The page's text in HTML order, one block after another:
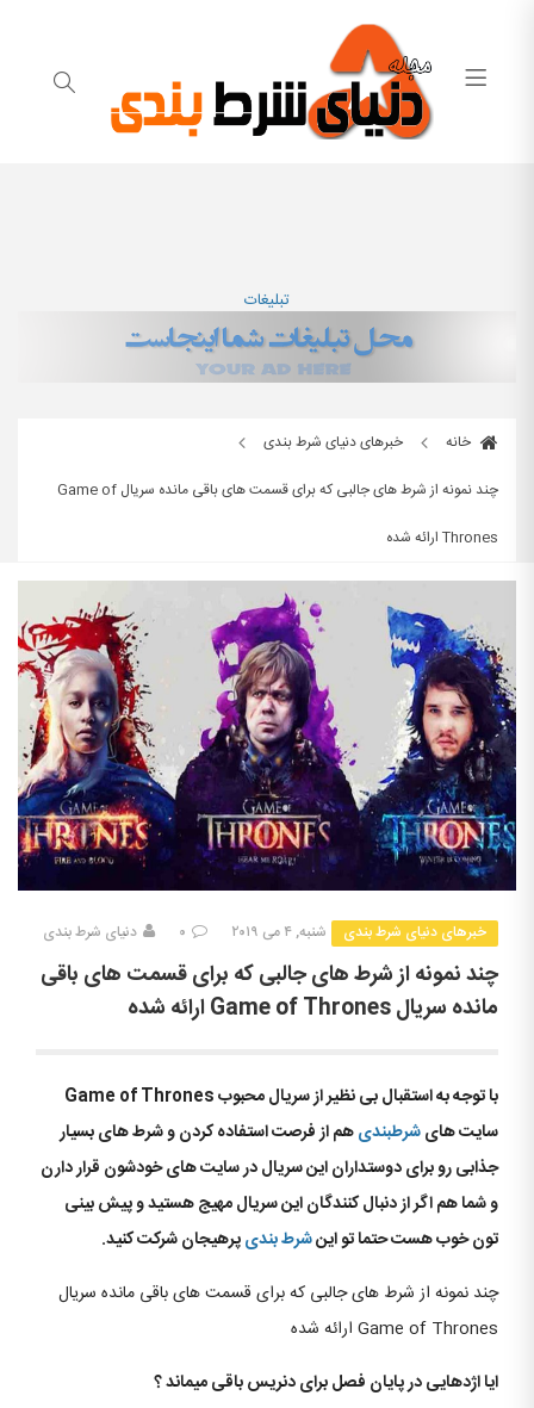
تبلیغات
خانه
خبرهای دنیای شرط بندی
چند نمونه از شرط های جالبی که برای قسمت های باقی مانده سریال Game of
Thrones ارائه شده
خبرهای دنیای شرط بندی شنبه, ۴ می ۲۰۱۹ ۰ دنیای شرط بندی
چند نمونه از شرط های جالبی که برای قسمت های باقی
مانده سریال Game of Thrones ارائه شده
با توجه به استقبال بی نظیر از سریال محبوب Game of Thrones
سایت هایشرطبندیهم از فرصت استفاده کردن و شرط های بسیار
جذابی رو برای دوستداران این سریال در سایت های خودشون قرار دارن
و شما هم اگر از دنبال کنندگان این سریال مهیج هستید و پیش بینی
تون خوب هست حتما تو اینشرط بندیپرهیجان شرکت کنید.
چند نمونه از شرط های جالبی که برای قسمت های باقی مانده سریال
Game of Thrones ارائه شده
ایا اژدهایی در پایان فصل برای دنریس باقی میماند ؟